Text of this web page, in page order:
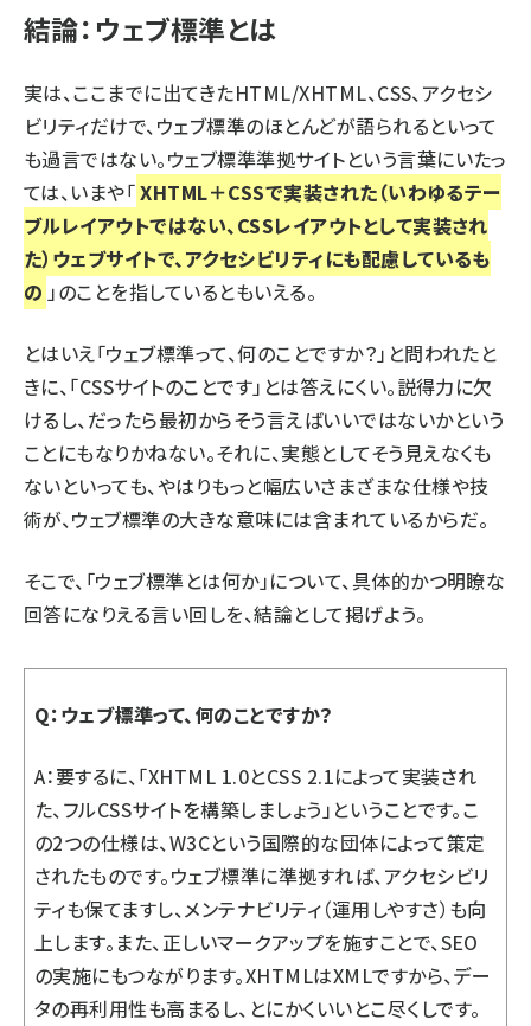
結論：ウェブ標準とは
実は、ここまでに出てきたHTML/XHTML、CSS、アクセシ
ビリティだけで、ウェブ標準のほとんどが語られるといって
も過言ではない。ウェブ標準準拠サイトという言葉にいたっ
ては、いまや「XHTML＋CSSで実装された（いわゆるテー
ブルレイアウトではない、CSSレイアウトとして実装され
た）ウェブサイトで、アクセシビリティにも配慮しているも
の 」のことを指しているともいえる。
とはいえ「ウェブ標準って、何のことですか？」と問われたと
きに、「CSSサイトのことです」とは答えにくい。説得力に欠
けるし、だったら最初からそう言えばいいではないかという
ことにもなりかねない。それに、実態としてそう見えなくも
ないといっても、やはりもっと幅広いさまざまな仕様や技
術が、ウェブ標準の大きな意味には含まれているからだ。
そこで、「ウェブ標準とは何か」について、具体的かつ明瞭な
回答になりえる言い回しを、結論として掲げよう。
Q：ウェブ標準って、何のことですか？
A：要するに、「XHTML 1.0とCSS 2.1によって実装され
た、フルCSSサイトを構築しましょう」ということです。こ
の2つの仕様は、W3Cという国際的な団体によって策定
されたものです。ウェブ標準に準拠すれば、アクセシビリ
ティも保てますし、メンテナビリティ（運用しやすさ）も向
上します。また、正しいマークアップを施すことで、SEO
の実施にもつながります。XHTMLはXMLですから、デー
タの再利用性も高まるし、とにかくいいとこ尽くしです。